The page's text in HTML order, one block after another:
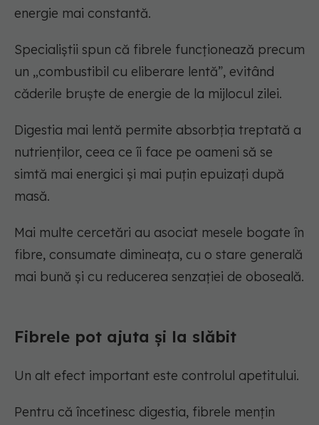
energie mai constantă.
Specialiștii spun că fibrele funcționează precum
un „combustibil cu eliberare lentă”, evitând
căderile bruște de energie de la mijlocul zilei.
Digestia mai lentă permite absorbția treptată a
nutrienților, ceea ce îi face pe oameni să se
simtă mai energici și mai puțin epuizați după
masă.
Mai multe cercetări au asociat mesele bogate în
fibre, consumate dimineața, cu o stare generală
mai bună și cu reducerea senzației de oboseală.
Fibrele pot ajuta și la slăbit
Un alt efect important este controlul apetitului.
Pentru că încetinesc digestia, fibrele mențin